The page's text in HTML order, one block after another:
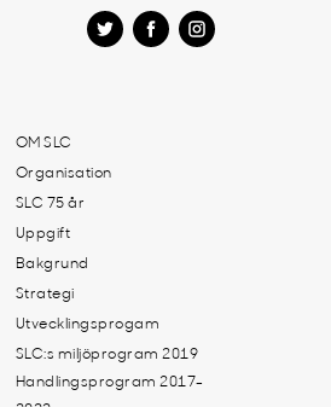
OM SLC
Organisation
SLC 75 år
Uppgift
Bakgrund
Strategi
Utvecklingsprogam
SLC:s miljöprogram 2019
Handlingsprogram 2017-